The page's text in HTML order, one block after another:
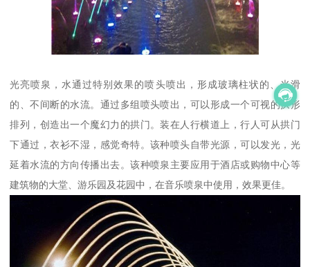
光亮喷泉，水通过特别效果的喷头喷出，形成玻璃柱状的、光滑
的、不间断的水流。通过多组喷头喷出，可以形成一个可视的拱形
排列，创造出一个魔幻力的拱门。装在人行横道上，行人可从拱门
下通过，衣衫不湿，感觉奇特。该种喷头自带光源，可以发光，光
延着水流的方向传播出去。该种喷泉主要应用于酒店或购物中心等
建筑物的大堂、游乐园及花园中，在音乐喷泉中使用，效果更佳。